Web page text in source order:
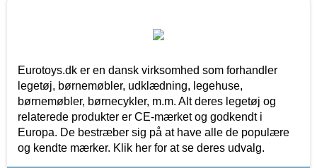
Eurotoys.dk er en dansk virksomhed som forhandler
legetøj, børnemøbler, udklædning, legehuse,
børnemøbler, børnecykler, m.m. Alt deres legetøj og
relaterede produkter er CE-mærket og godkendt i
Europa. De bestræber sig på at have alle de populære
og kendte mærker. Klik her for at se deres udvalg.